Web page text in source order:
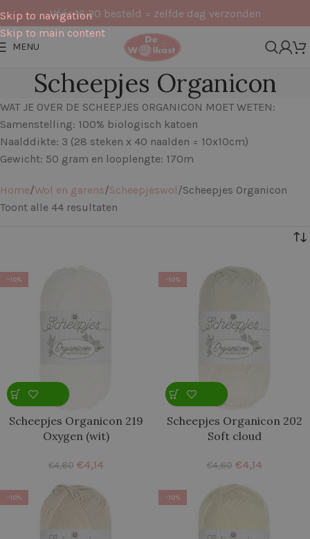
Skip to navigation
Skip to main content
Vóór 16:30 besteld = zelfde dag verzonden
MENU
Scheepjes Organicon
WAT JE OVER DE SCHEEPJES ORGANICON MOET WETEN:
Samenstelling: 100% biologisch katoen
Naalddikte: 3 (28 steken x 40 naalden = 10x10cm)
Gewicht: 50 gram en looplengte: 170m
Home Wol en garens Scheepjeswol Scheepjes Organicon
Toont alle 44 resultaten
-10%
Scheepjes Organicon 219
Oxygen (wit)
€4,60 €4,14
-10%
Scheepjes Organicon 202
Soft cloud
€4,60 €4,14
-10% -10%